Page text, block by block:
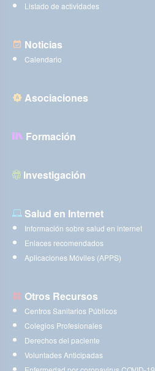
Listado de actividades
Noticias
Calendario
Asociaciones
Formación
Investigación
Salud en Internet
Información sobre salud en internet
Enlaces recomendados
Aplicaciones Móviles (APPS)
Otros Recursos
Centros Sanitarios Públicos
Colegios Profesionales
Derechos del paciente
Voluntades Anticipadas